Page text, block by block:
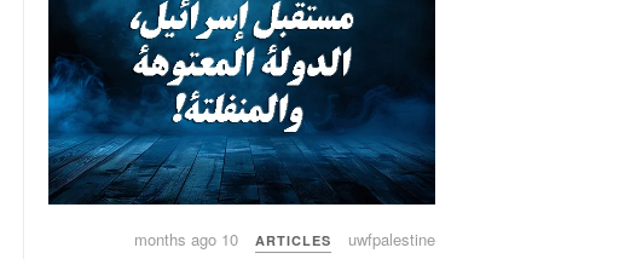
uwfpalestine
ARTICLES
10 months ago